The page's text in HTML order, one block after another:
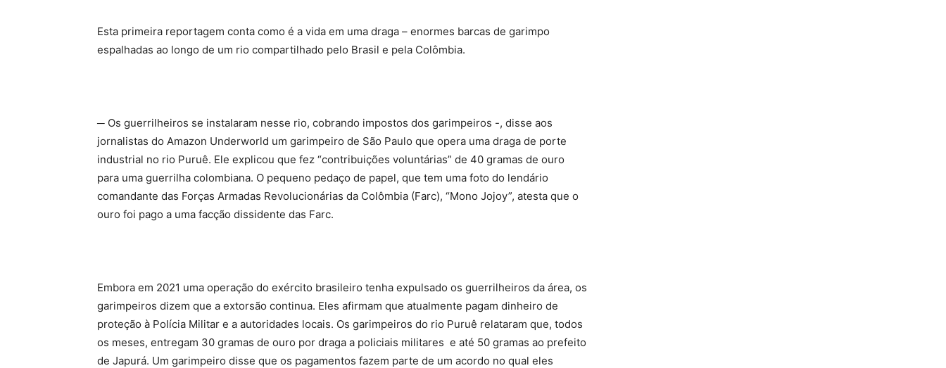
Esta primeira reportagem conta como é a vida em uma draga – enormes barcas de garimpo
espalhadas ao longo de um rio compartilhado pelo Brasil e pela Colômbia.
─ Os guerrilheiros se instalaram nesse rio, cobrando impostos dos garimpeiros -, disse aos
jornalistas do Amazon Underworld um garimpeiro de São Paulo que opera uma draga de porte
industrial no rio Puruê. Ele explicou que fez “contribuições voluntárias” de 40 gramas de ouro
para uma guerrilha colombiana. O pequeno pedaço de papel, que tem uma foto do lendário
comandante das Forças Armadas Revolucionárias da Colômbia (Farc), “Mono Jojoy”, atesta que o
ouro foi pago a uma facção dissidente das Farc.
Embora em 2021 uma operação do exército brasileiro tenha expulsado os guerrilheiros da área, os
garimpeiros dizem que a extorsão continua. Eles afirmam que atualmente pagam dinheiro de
proteção à Polícia Militar e a autoridades locais. Os garimpeiros do rio Puruê relataram que, todos
os meses, entregam 30 gramas de ouro por draga a policiais militares e até 50 gramas ao prefeito
de Japurá. Um garimpeiro disse que os pagamentos fazem parte de um acordo no qual eles